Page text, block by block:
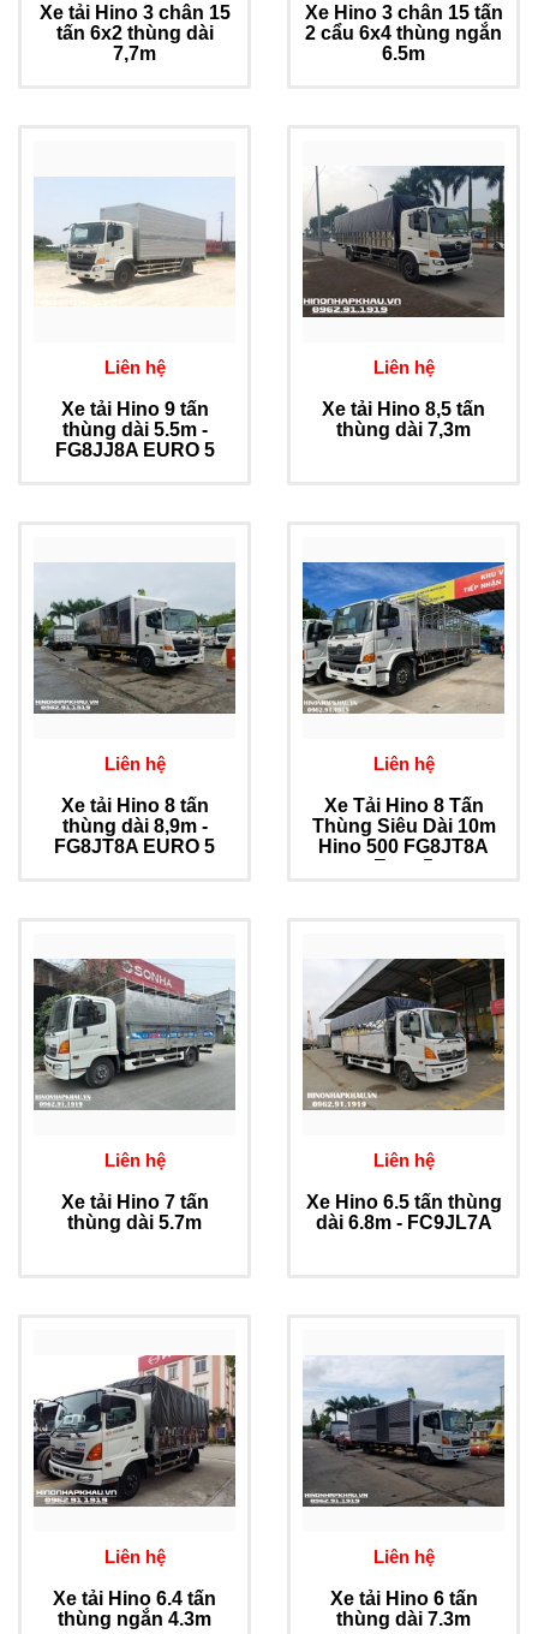
Xe tải Hino 3 chân 15
tấn 6x2 thùng dài
7,7m
Xe Hino 3 chân 15 tấn
2 cẩu 6x4 thùng ngắn
6.5m
Liên hệ
Xe tải Hino 9 tấn
thùng dài 5.5m -
FG8JJ8A EURO 5
Liên hệ
Xe tải Hino 8,5 tấn
thùng dài 7,3m
Liên hệ
Xe tải Hino 8 tấn
thùng dài 8,9m -
FG8JT8A EURO 5
Liên hệ
Xe Tải Hino 8 Tấn
Thùng Siêu Dài 10m
Hino 500 FG8JT8A
Euro 5
Liên hệ
Xe tải Hino 7 tấn
thùng dài 5.7m
Liên hệ
Xe Hino 6.5 tấn thùng
dài 6.8m - FC9JL7A
Liên hệ
Xe tải Hino 6.4 tấn
thùng ngắn 4.3m
Liên hệ
Xe tải Hino 6 tấn
thùng dài 7.3m